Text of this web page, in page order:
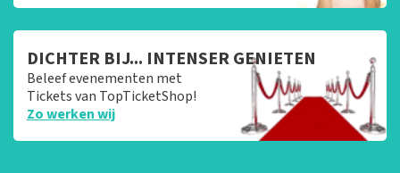
DICHTER BIJ... INTENSER GENIETEN
Beleef evenementen met
Tickets van TopTicketShop!
Zo werken wij